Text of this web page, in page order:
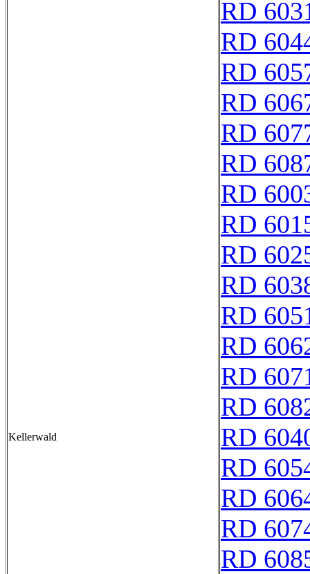
Kellerwald
RD
RD
RD
RD
RD
RD
RD
RD
RD
RD
RD
RD
RD
RD
RD
RD
RD
RD
RD